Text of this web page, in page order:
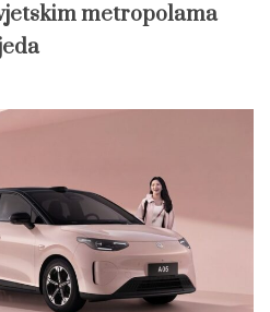
metropolama